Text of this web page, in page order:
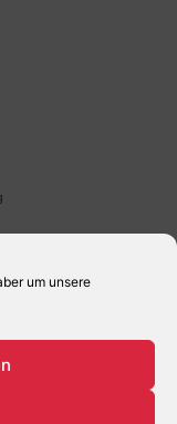
um unsere